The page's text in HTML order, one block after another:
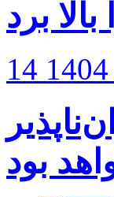
برد
بود